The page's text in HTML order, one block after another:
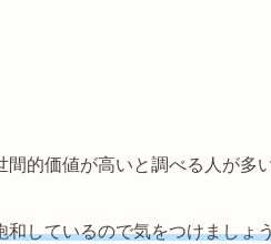
的価値が高いと調べる人が多
しているので気をつけましょ